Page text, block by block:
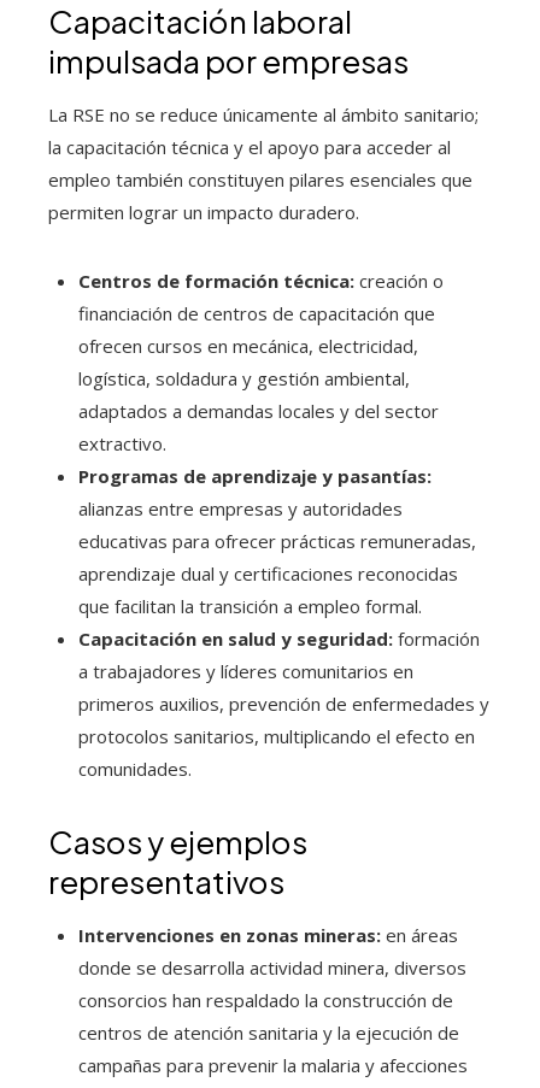
Capacitación laboral
impulsada por empresas
La RSE no se reduce únicamente al ámbito sanitario;
la capacitación técnica y el apoyo para acceder al
empleo también constituyen pilares esenciales que
permiten lograr un impacto duradero.
Centros de formación técnica: creación o
financiación de centros de capacitación que
ofrecen cursos en mecánica, electricidad,
logística, soldadura y gestión ambiental,
adaptados a demandas locales y del sector
extractivo.
Programas de aprendizaje y pasantías:
alianzas entre empresas y autoridades
educativas para ofrecer prácticas remuneradas,
aprendizaje dual y certificaciones reconocidas
que facilitan la transición a empleo formal.
Capacitación en salud y seguridad: formación
a trabajadores y líderes comunitarios en
primeros auxilios, prevención de enfermedades y
protocolos sanitarios, multiplicando el efecto en
comunidades.
Casos y ejemplos
representativos
Intervenciones en zonas mineras: en áreas
donde se desarrolla actividad minera, diversos
consorcios han respaldado la construcción de
centros de atención sanitaria y la ejecución de
campañas para prevenir la malaria y afecciones